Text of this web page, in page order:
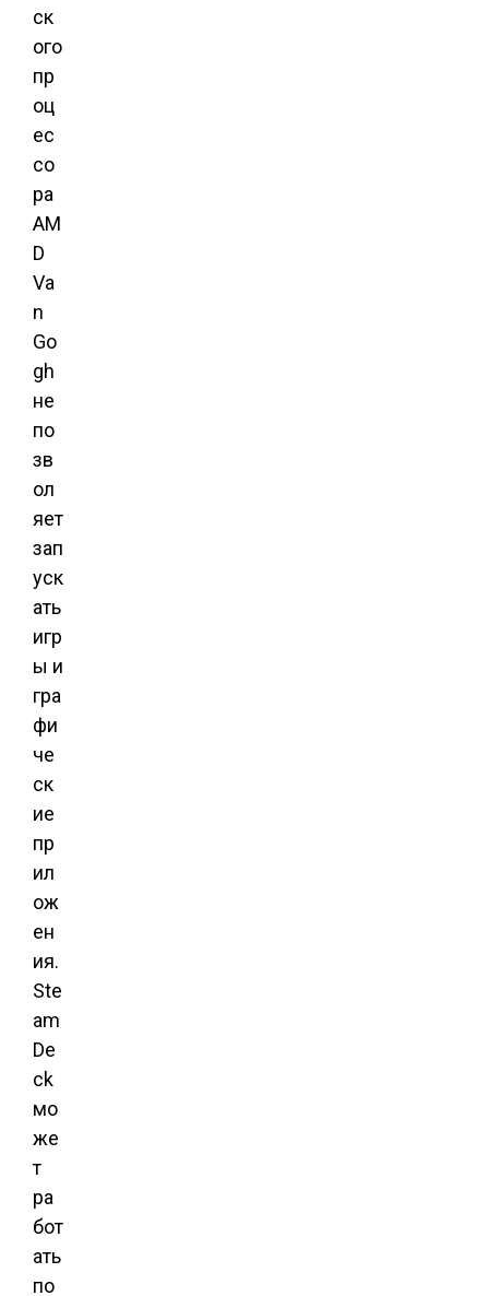
ск
ого
пр
оц
ес
со
ра
AM
D
Va
n
Go
gh
не
по
зв
ол
яет
зап
уск
ать
игр
ы и
гра
фи
че
ск
ие
пр
ил
ож
ен
ия.
Ste
am
De
ck
мо
же
т
ра
бот
ать
по